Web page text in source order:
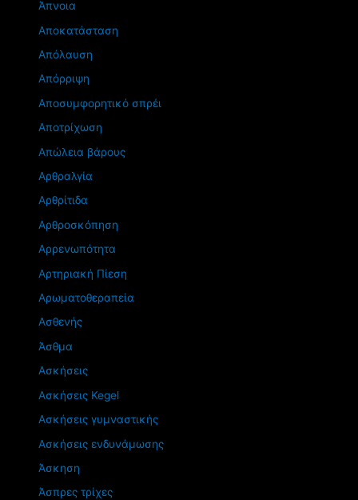
Άπνοια
Αποκατάσταση
Απόλαυση
Απόρριψη
Αποσυμφορητικό σπρέι
Αποτρίχωση
Απώλεια βάρους
Αρθραλγία
Αρθρίτιδα
Αρθροσκόπηση
Αρρενωπότητα
Αρτηριακή Πίεση
Αρωματοθεραπεία
Ασθενής
Άσθμα
Ασκήσεις
Ασκήσεις Kegel
Ασκήσεις γυμναστικής
Ασκήσεις ενδυνάμωσης
Άσκηση
Άσπρες τρίχες